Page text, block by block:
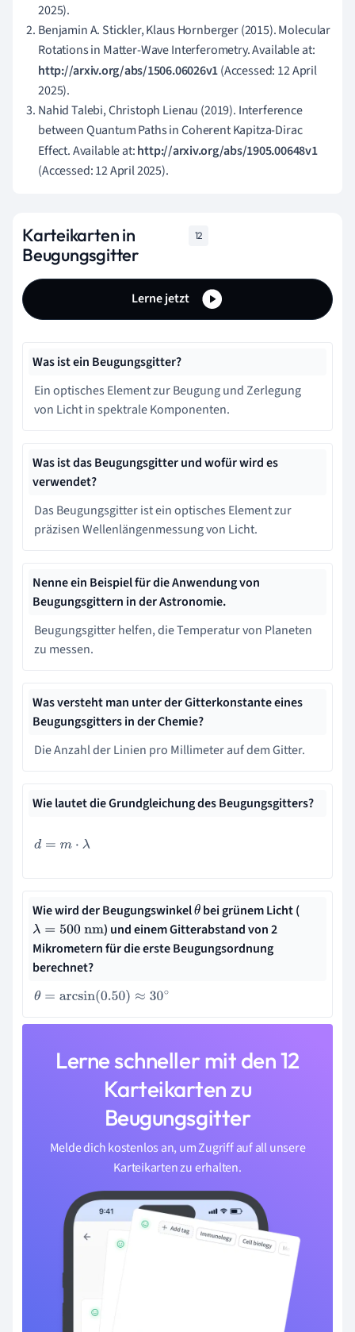
2025).
Benjamin A. Stickler, Klaus Hornberger (2015). Molecular
Rotations in Matter-Wave Interferometry. Available at:
http://arxiv.org/abs/1506.06026v1(Accessed: 12 April
2025).
Nahid Talebi, Christoph Lienau (2019). Interference
between Quantum Paths in Coherent Kapitza-Dirac
Effect. Available at:http://arxiv.org/abs/1905.00648v1
(Accessed: 12 April 2025).
Karteikarten in
Beugungsgitter
12
Lerne jetzt
Was ist ein Beugungsgitter?
Ein optisches Element zur Beugung und Zerlegung
von Licht in spektrale Komponenten.
Was ist das Beugungsgitter und wofür wird es
verwendet?
Das Beugungsgitter ist ein optisches Element zur
präzisen Wellenlängenmessung von Licht.
Nenne ein Beispiel für die Anwendung von
Beugungsgittern in der Astronomie.
Beugungsgitter helfen, die Temperatur von Planeten
zu messen.
Was versteht man unter der Gitterkonstante eines
Beugungsgitters in der Chemie?
Die Anzahl der Linien pro Millimeter auf dem Gitter.
Wie lautet die Grundgleichung des Beugungsgitters?
d= m⋅ λ
Wie wird der Beugungswinkelθbei grünem Licht (
λ= 500nm
) und einem Gitterabstand von 2
Mikrometern für die erste Beugungsordnung
berechnet?
θ=arcsin(0.50)≈30∘
Lerne schneller mit den 12
Karteikarten zu
Beugungsgitter
Melde dich kostenlos an, um Zugriff auf all unsere
Karteikarten zu erhalten.